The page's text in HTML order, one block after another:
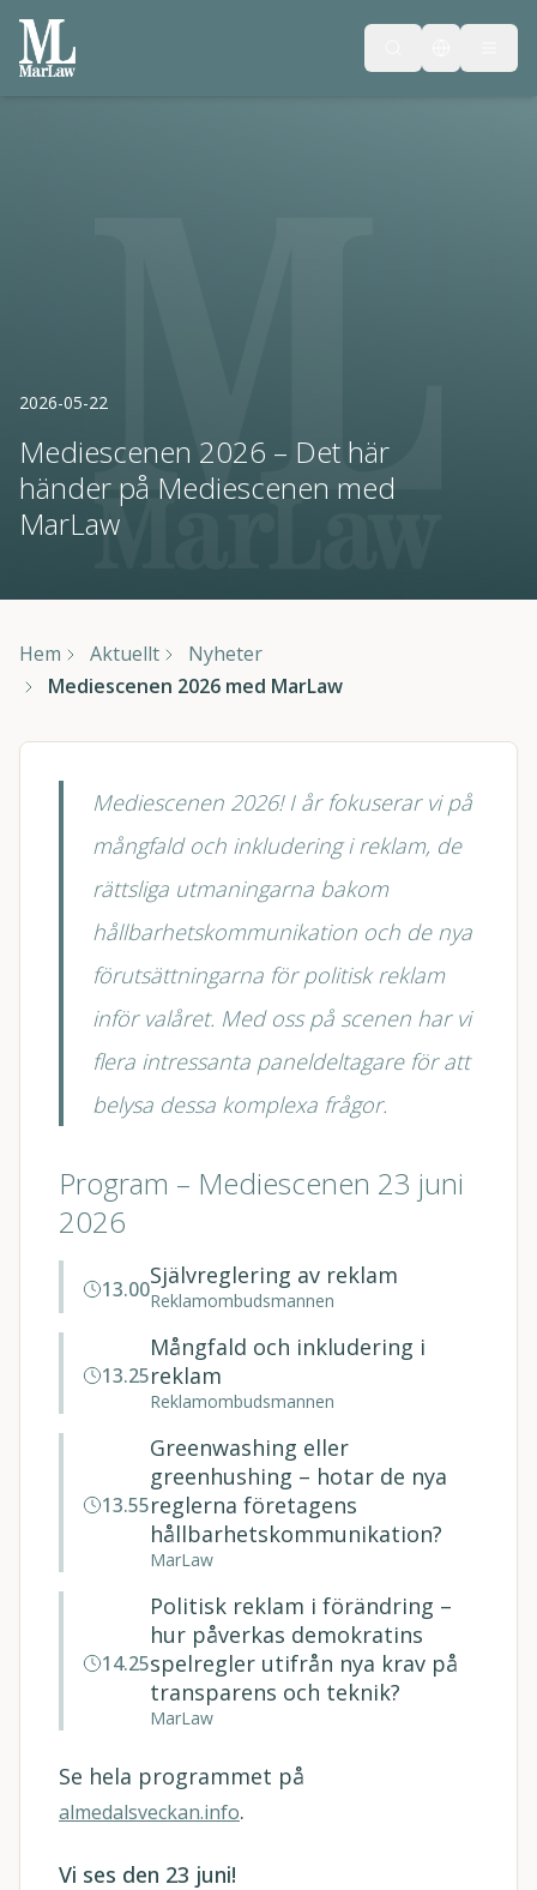
2026-05-22
Mediescenen 2026 – Det här
händer på Mediescenen med
MarLaw
Hem Aktuellt
Nyheter
Mediescenen 2026 med MarLaw
Mediescenen 2026! I år fokuserar vi på
mångfald och inkludering i reklam, de
rättsliga utmaningarna bakom
hållbarhetskommunikation och de nya
förutsättningarna för politisk reklam
inför valåret. Med oss på scenen har vi
flera intressanta paneldeltagare för att
belysa dessa komplexa frågor.
Program – Mediescenen 23 juni
2026
13.00Självreglering av reklam
Reklamombudsmannen
13.25
Mångfald och inkludering i
reklam
Reklamombudsmannen
13.55
Greenwashing eller
greenhushing – hotar de nya
reglerna företagens
hållbarhetskommunikation?
MarLaw
14.25
Politisk reklam i förändring –
hur påverkas demokratins
spelregler utifrån nya krav på
transparens och teknik?
MarLaw
Se hela programmet på
almedalsveckan.info.
Vi ses den 23 juni!